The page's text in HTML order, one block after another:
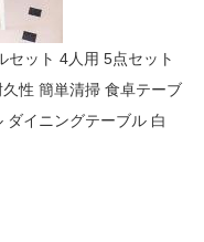
ット 4人用 5点セット
性 簡単清掃 食卓テーブ
ダイニングテーブル 白